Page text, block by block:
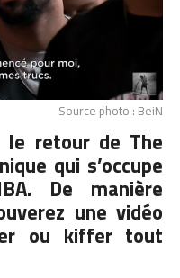
Source photo : BeiN
le retour de The
qui s’occupe
De manière
une vidéo
ou kiffer tout